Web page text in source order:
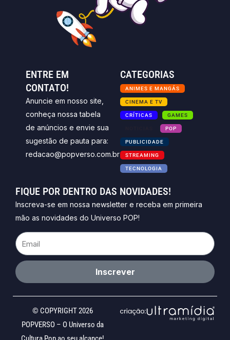
ENTRE EM
CONTATO!
Anuncie em nosso site,
conheça nossa tabela
de anúncios e envie sua
sugestão de pauta para:
redacao@popverso.com.br
CATEGORIAS
ANIMES E MANGÁS
CINEMA E TV
CRÍTICAS GAMES
POP
PUBLICIDADE
STREAMING
TECNOLOGIA
FIQUE POR DENTRO DAS NOVIDADES!
Inscreva-se em nossa newsletter e receba em primeira
mão as novidades do Universo POP!
Email
Inscrever
© COPYRIGHT 2026
POPVERSO – O Universo da